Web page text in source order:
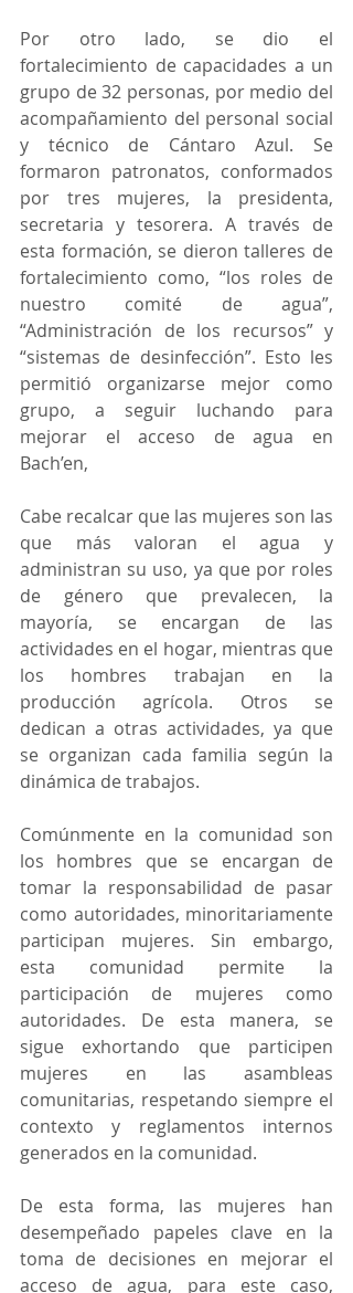
Por otro lado, se dio el
fortalecimiento de capacidades a un
grupo de 32 personas, por medio del
acompañamiento del personal social
y técnico de Cántaro Azul. Se
formaron patronatos, conformados
por tres mujeres, la presidenta,
secretaria y tesorera. A través de
esta formación, se dieron talleres de
fortalecimiento como, “los roles de
nuestro comité de agua”,
“Administración de los recursos” y
“sistemas de desinfección”. Esto les
permitió organizarse mejor como
grupo, a seguir luchando para
mejorar el acceso de agua en
Bach’en,
Cabe recalcar que las mujeres son las
que más valoran el agua y
administran su uso, ya que por roles
de género que prevalecen, la
mayoría, se encargan de las
actividades en el hogar, mientras que
los hombres trabajan en la
producción agrícola. Otros se
dedican a otras actividades, ya que
se organizan cada familia según la
dinámica de trabajos.
Comúnmente en la comunidad son
los hombres que se encargan de
tomar la responsabilidad de pasar
como autoridades, minoritariamente
participan mujeres. Sin embargo,
esta comunidad permite la
participación de mujeres como
autoridades. De esta manera, se
sigue exhortando que participen
mujeres en las asambleas
comunitarias, respetando siempre el
contexto y reglamentos internos
generados en la comunidad.
De esta forma, las mujeres han
desempeñado papeles clave en la
toma de decisiones en mejorar el
acceso de agua, para este caso,